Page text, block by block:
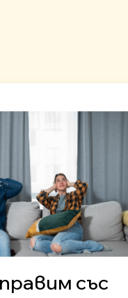
със